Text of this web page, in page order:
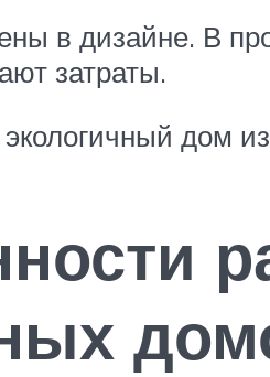
в дизайне. В
затраты.
дом